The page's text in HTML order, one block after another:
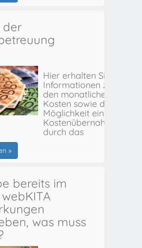
der
Hier erhalten Sie
Informationen zu
den monatlichen
Kosten sowie der
Möglichkeit einer
Kostenübernahme
durch das
»
bereits im
was muss